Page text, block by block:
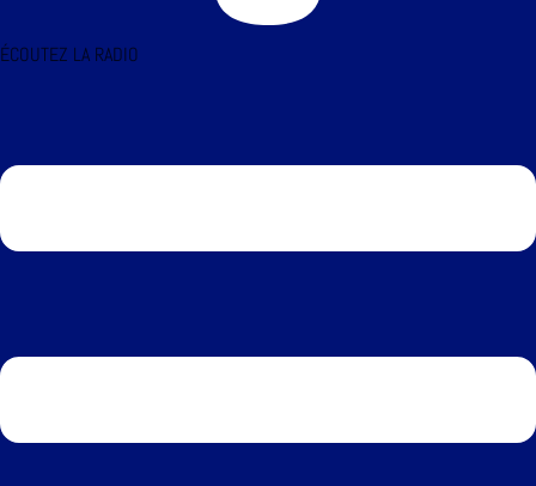
ÉCOUTEZ LA RADIO